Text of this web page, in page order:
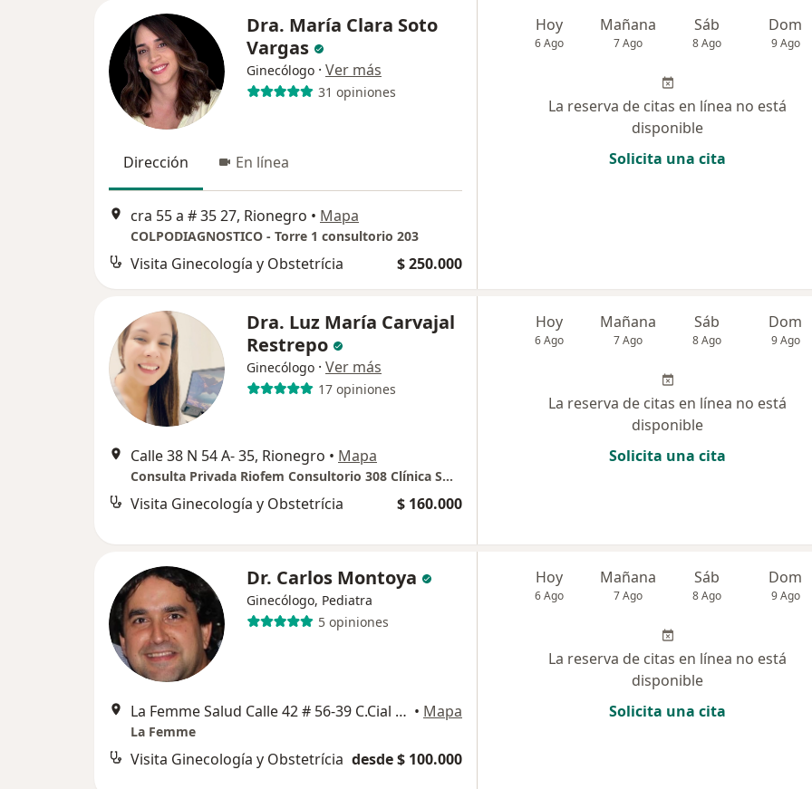
Dra. María Clara Soto
Vargas
Ginecólogo · Ver más
31 opiniones
Dirección En línea
cra 55 a # 35 27, Rionegro • Mapa
COLPODIAGNOSTICO - Torre 1 consultorio 203
Visita Ginecología y Obstetrícia $ 250.000
Hoy
6 Ago
Mañana
7 Ago
Sáb
8 Ago
Dom
9 Ago
La reserva de citas en línea no está
disponible
Solicita una cita
Dra. Luz María Carvajal
Restrepo
Ginecólogo · Ver más
17 opiniones
Calle 38 N 54 A- 35, Rionegro • Mapa
Consulta Privada Riofem Consultorio 308 Clínica SOMER torre 1
Visita Ginecología y Obstetrícia $ 160.000
Hoy
6 Ago
Mañana
7 Ago
Sáb
8 Ago
Dom
9 Ago
La reserva de citas en línea no está
disponible
Solicita una cita
Dr. Carlos Montoya
Ginecólogo, Pediatra
5 opiniones
La Femme Salud Calle 42 # 56-39 C.Cial Savanna Plaza local 211, Rionegro • Mapa
La Femme
Visita Ginecología y Obstetrícia desde $ 100.000
Hoy
6 Ago
Mañana
7 Ago
Sáb
8 Ago
Dom
9 Ago
La reserva de citas en línea no está
disponible
Solicita una cita